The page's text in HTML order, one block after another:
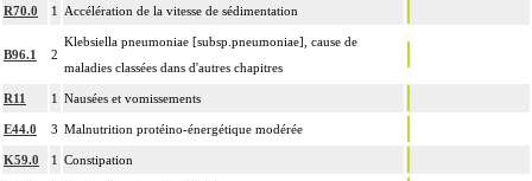
R70.0 1 Accélération de la vitesse de sédimentation
B96.1 2
Klebsiella pneumoniae [subsp.pneumoniae], cause de
maladies classées dans d'autres chapitres
R11 1 Nausées et vomissements
E44.0 3 Malnutrition protéino-énergétique modérée
K59.0 1 Constipation